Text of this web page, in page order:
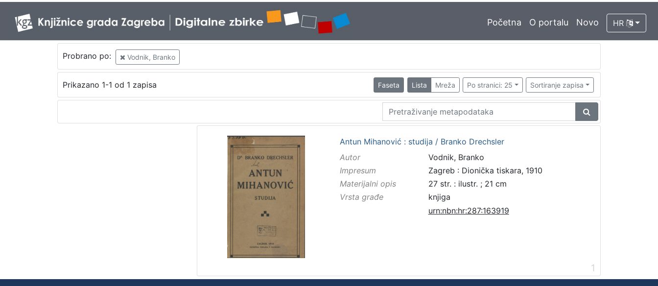
Početna O portalu Novo HR
Probrano po: Vodnik, Branko
Prikazano 1-1 od 1 zapisa Faseta Lista Mreža Po stranici: 25 Sortiranje zapisa
Antun Mihanović : studija / Branko Drechsler
Autor
Vodnik, Branko
Impresum
Zagreb : Dionička tiskara, 1910
Materijalni opis
27 str. : ilustr. ; 21 cm
Vrsta građe
knjiga
urn:nbn:hr:287:163919
1